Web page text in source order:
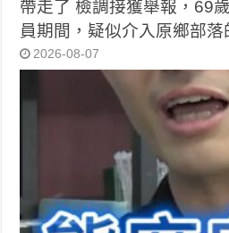
帶走了 檢調接獲舉報，69
員期間，疑似介入原鄉部
2026-08-07